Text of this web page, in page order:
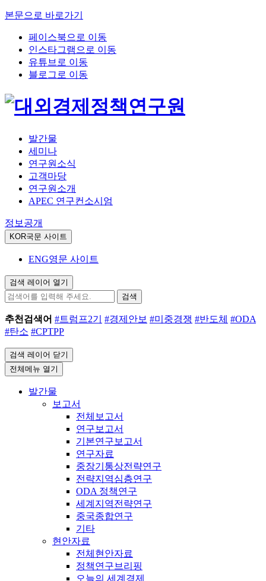
본문으로 바로가기
페이스북으로 이동
인스타그램으로 이동
유튜브로 이동
블로그로 이동
발간물
세미나
연구원소식
고객마당
연구원소개
APEC 연구컨소시엄
정보공개
KOR국문 사이트
ENG영문 사이트
검색 레이어 열기
검색
추천검색어 #트럼프2기 #경제안보 #미중경쟁 #반도체 #ODA
#탄소 #CPTPP
검색 레이어 닫기
전체메뉴 열기
발간물
보고서
전체보고서
연구보고서
기본연구보고서
연구자료
중장기통상전략연구
전략지역심층연구
ODA 정책연구
세계지역전략연구
중국종합연구
기타
현안자료
전체현안자료
정책연구브리핑
오늘의 세계경제